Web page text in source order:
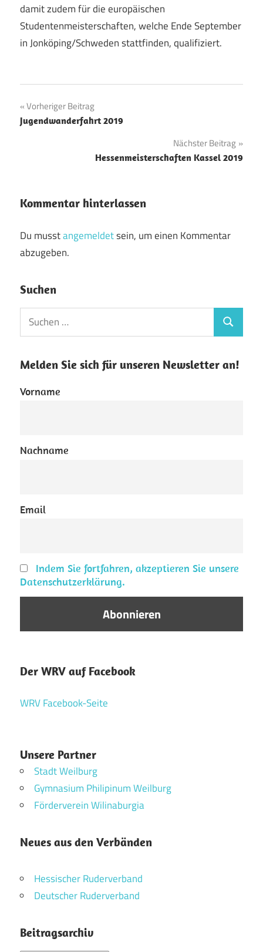
damit zudem für die europäischen
Studentenmeisterschaften, welche Ende September
in Jonköping/Schweden stattfinden, qualifiziert.
Beitragsnavigation
Vorheriger Beitrag
Jugendwanderfahrt 2019
Nächster Beitrag
Hessenmeisterschaften Kassel 2019
Kommentar hinterlassen
Du musstangemeldetsein, um einen Kommentar
abzugeben.
Suchen
Suchen
nach:
Suchen
Melden Sie sich für unseren Newsletter an!
Vorname
Nachname
Email
Indem Sie fortfahren, akzeptieren Sie unsere
Datenschutzerklärung.
Der WRV auf Facebook
WRV Facebook-Seite
Unsere Partner
Stadt Weilburg
Gymnasium Philipinum Weilburg
Förderverein Wilinaburgia
Neues aus den Verbänden
Hessischer Ruderverband
Deutscher Ruderverband
Beitragsarchiv